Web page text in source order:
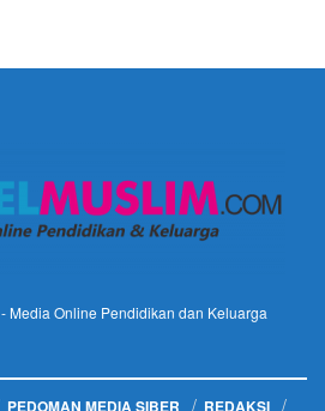
- Media Online Pendidikan dan Keluarga
PEDOMAN MEDIA SIBER REDAKSI